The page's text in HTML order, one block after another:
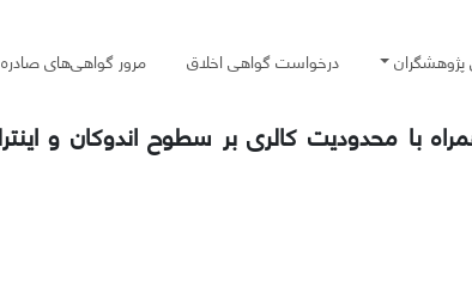
پژوهشگران درخواست گواهی اخلاق مرور گواهی‌های صادره